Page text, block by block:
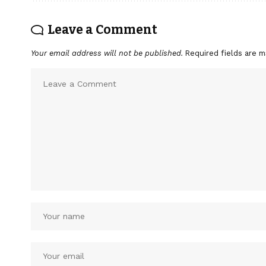
Leave a Comment
Your email address will not be published. Required fields are